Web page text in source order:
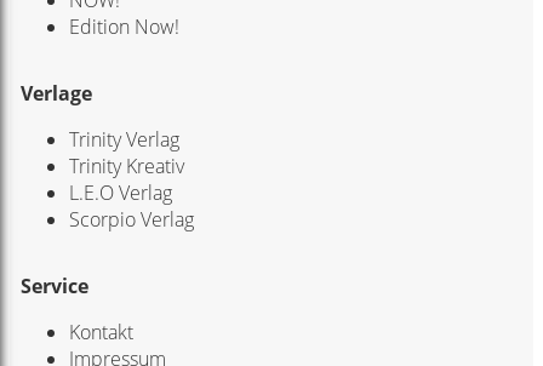
Edition Now!
Verlage
Trinity Verlag
Trinity Kreativ
L.E.O Verlag
Scorpio Verlag
Service
Kontakt
Impressum